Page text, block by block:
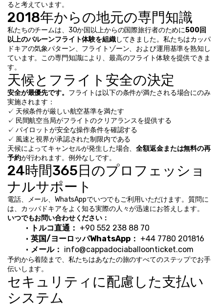
ると考えています。
2018年からの地元の専門知識
私たちのチームは、30か国以上からの国際旅行者のために500回
以上のバルーンフライト体験を組織してきました。私たちはカッパ
ドキアの気象パターン、フライトゾーン、および運用基準を熟知し
ています。この専門知識により、最高のフライト体験を提供できま
す。
天候とフライト安全の決定
安全が最優先です。 フライトは以下の条件が満たされる場合にのみ
実施されます：
✓ 天候条件が厳しい航空基準を満たす
✓ 民間航空当局がフライトのクリアランスを提供する
✓ パイロットが安全な操作条件を確認する
✓ 風速と視界が承認された制限内である
天候によってキャンセルが発生した場合、全額返金または無料の再
予約が行われます。例外なしです。
24時間365日のプロフェッショ
ナルサポート
電話、メール、WhatsAppでいつでもご利用いただけます。質問に
は、カッパドキアをよく知る実際の人々が迅速にお答えします。
いつでもお問い合わせください：
トルコ直通： +90 552 238 88 70
英国/ヨーロッパWhatsApp： +44 7780 201816
メール： info@cappadociaballoonticket.com
予約から着陸まで、私たちはあなたの旅のすべてのステップでお手
伝いします。
セキュリティに配慮した支払い
システム